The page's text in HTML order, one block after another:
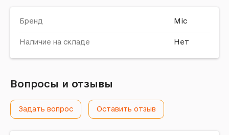
Бренд Mic
Наличие на складе Нет
Вопросы и отзывы
Задать вопрос Оставить отзыв